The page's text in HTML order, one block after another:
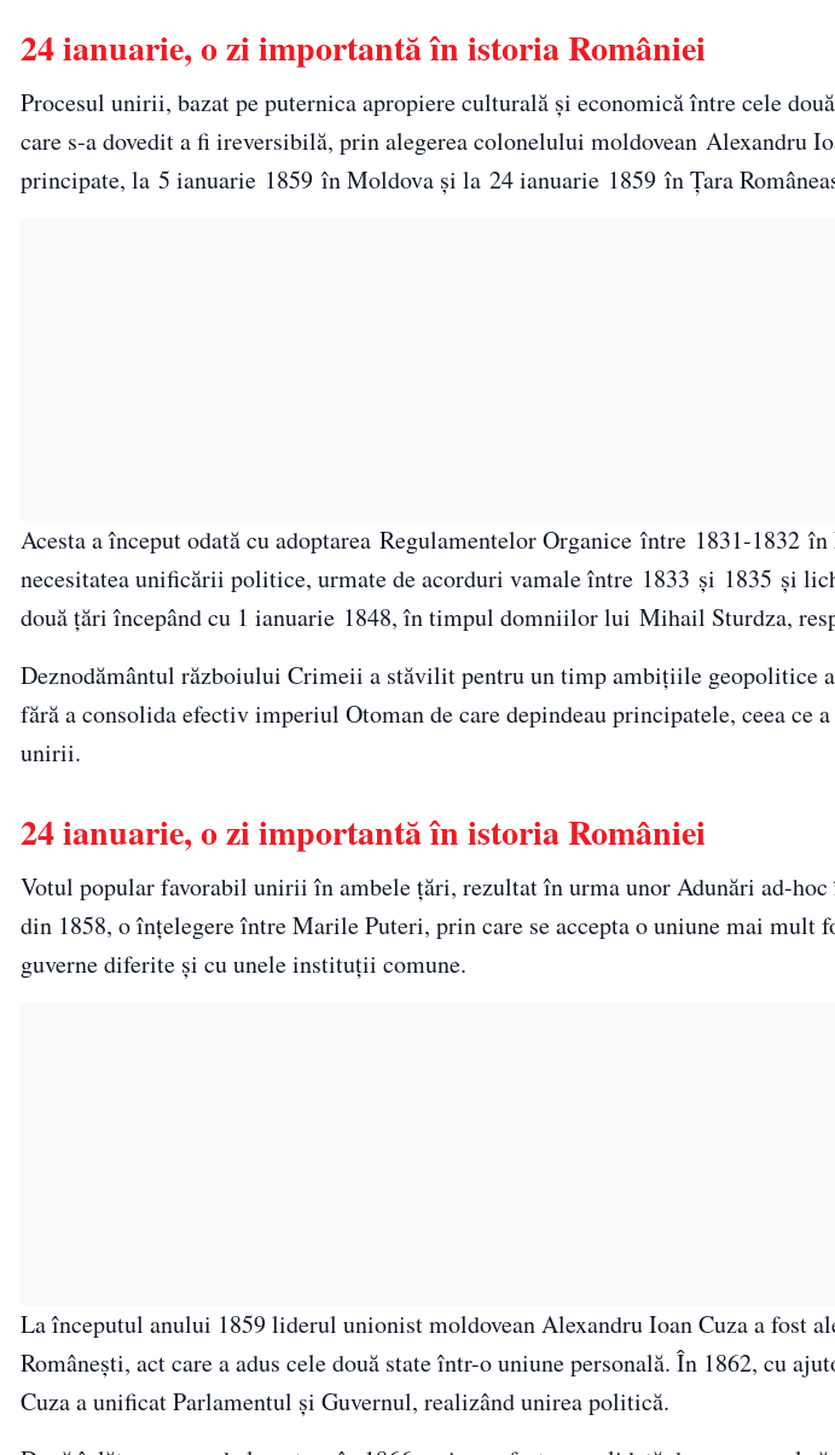
24 ianuarie, o zi importantă în istoria României
Procesul unirii, bazat pe puternica apropiere culturală și economică între cele
care s-a dovedit a fi ireversibilă, prin alegerea colonelului moldovean Alexandru
principate, la 5 ianuarie 1859 în Moldova și la 24 ianuarie 1859 în Țara
Acesta a început odată cu adoptarea Regulamentelor Organice între 1831-1832
necesitatea unificării politice, urmate de acorduri vamale între 1833 și 1835 și
două țări începând cu 1 ianuarie 1848, în timpul domniilor lui Mihail Sturdza,
Deznodământul războiului Crimeii a stăvilit pentru un timp ambițiile geopolitice
fără a consolida efectiv imperiul Otoman de care depindeau principatele, ceea ce
unirii.
24 ianuarie, o zi importantă în istoria României
Votul popular favorabil unirii în ambele țări, rezultat în urma unor Adunări ad-hoc
din 1858, o înțelegere între Marile Puteri, prin care se accepta o uniune mai mult
guverne diferite și cu unele instituții comune.
La începutul anului 1859 liderul unionist moldovean Alexandru Ioan Cuza a fost
Românești, act care a adus cele două state într-o uniune personală. În 1862, cu
Cuza a unificat Parlamentul și Guvernul, realizând unirea politică.